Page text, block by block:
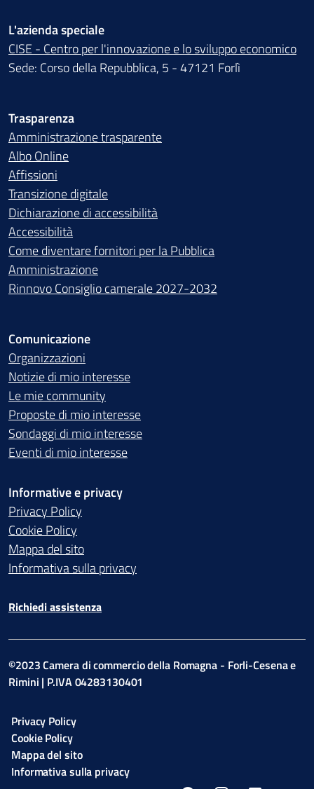
L'azienda speciale
CISE - Centro per l'innovazione e lo sviluppo economico
Sede: Corso della Repubblica, 5 - 47121 Forlì
Trasparenza
Amministrazione trasparente
Albo Online
Affissioni
Transizione digitale
Dichiarazione di accessibilità
Accessibilità
Come diventare fornitori per la Pubblica
Amministrazione
Rinnovo Consiglio camerale 2027-2032
Comunicazione
Organizzazioni
Notizie di mio interesse
Le mie community
Proposte di mio interesse
Sondaggi di mio interesse
Eventi di mio interesse
Informative e privacy
Privacy Policy
Cookie Policy
Mappa del sito
Informativa sulla privacy
Richiedi assistenza
©2023 Camera di commercio della Romagna - Forli-Cesena e
Rimini | P.IVA 04283130401
Privacy Policy
Cookie Policy
Mappa del sito
Informativa sulla privacy